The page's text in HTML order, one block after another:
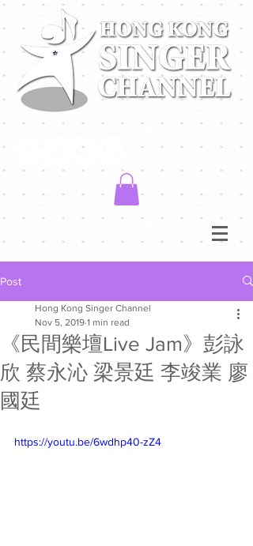
Post
《民間樂壇Live Jam》彭詠
欣 蔡永沁 梁景廷 李竣業 廖
國廷
Hong Kong Singer Channel
Nov 5, 2019 1 min read
https://youtu.be/6wdhp40-zZ4